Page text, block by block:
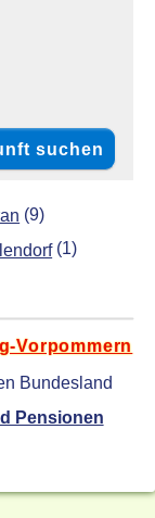
(9)
(1)
Vorpommern
Bundesland
Pensionen